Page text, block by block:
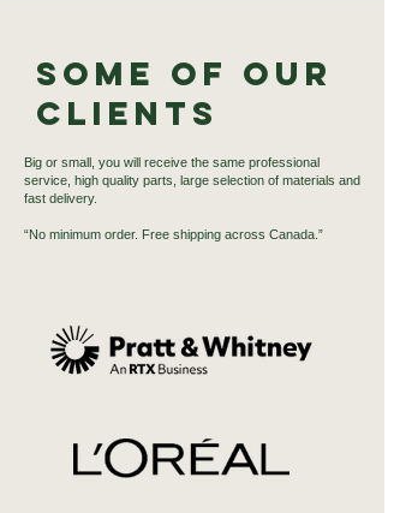
Some of our
Clients
Big or small, you will receive the same professional
service, high quality parts, large selection of materials and
fast delivery.
“No minimum order. Free shipping across Canada.”